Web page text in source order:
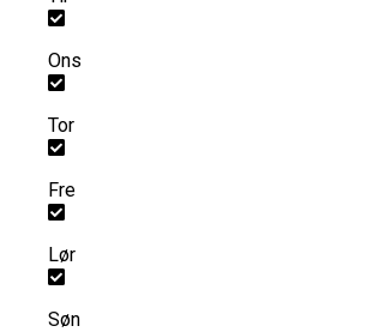
Ons
Tor
Fre
Lør
Søn